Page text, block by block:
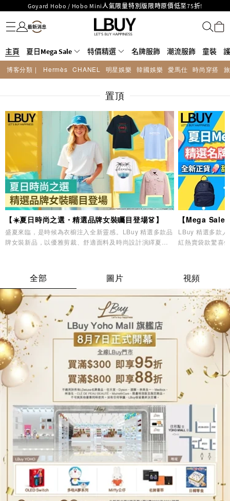
LBuy呈獻 - Hermès 及 Chanel 手袋及首飾原價低至6折，立即入手!
LBuy Nintendo Switch / Nintendo Switch 2 正規商品零售店登陸MOKO 4樓
426號舖！
MOKO 1樓175號鋪旗艦店特設名牌Hermès、CHANEL及LV專區！
購物滿HKD500即享免運費！
LBuy獲香港知識產權署頒發2026《正版正貨承諾》商標
LBuy MEGA SALE 精選名牌手袋及小皮具低至6折
名牌服飾
潮流服飾
童裝
護膚美妝
香水香薰
個人護理
母嬰護理
遊戲及精品玩具
文儀用品
家居生活
電子產品
美食
醫藥保健
運動與戶外用品
主頁 夏日Mega Sale 特價精選 名牌服飾 潮流服飾 童裝
博客分類 | Hermès CHANEL 明星娛樂 韓國娛樂 愛馬仕 時尚穿搭
置頂
【☀️夏日時尚之選・精選品牌女裝矚目登場👗】
盛夏來臨，是時候為衣櫥注入全新靈感。LBuy 精選多款品
牌女裝新品，以優雅剪裁、舒適面料及時尚設計演繹夏日
【Mega
LBuy 精選多款
紅熱賣袋款驚喜
全部 圖片 視頻